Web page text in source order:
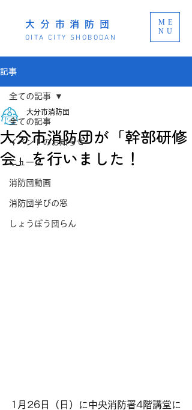
大分市消防団
OITA CITY SHOBODAN
ME
NU
記事
全ての記事
イベントのお知らせ
ニュース
消防団動画
消防団学びの窓
しょうぼう団らん
全ての記事
大分市消防団が「幹部研修
会」を行いました！
大分市消防団
1月26日（日）に中央消防署4階講堂に